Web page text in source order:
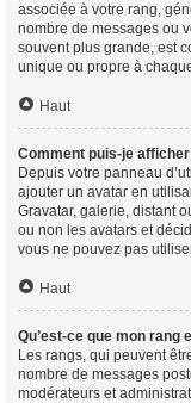
associée à votre rang,
nombre de messages ou
souvent plus grande, est
unique ou propre à
Haut
Comment puis-je
Depuis votre panneau
ajouter un avatar en
Gravatar, galerie, distant
ou non les avatars et
vous ne pouvez pas
Haut
Qu’est-ce que mon rang
Les rangs, qui peuvent
nombre de messages
modérateurs et